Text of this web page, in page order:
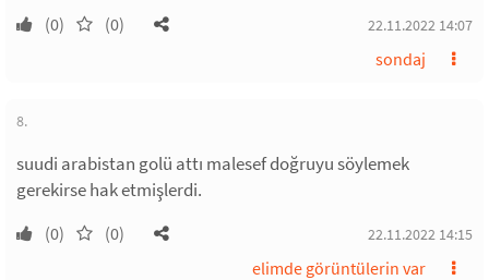
(0) (0) 22.11.2022 14:07
sondaj
8.
suudi arabistan golü attı malesef doğruyu söylemek
gerekirse hak etmişlerdi.
(0) (0) 22.11.2022 14:15
elimde görüntülerin var